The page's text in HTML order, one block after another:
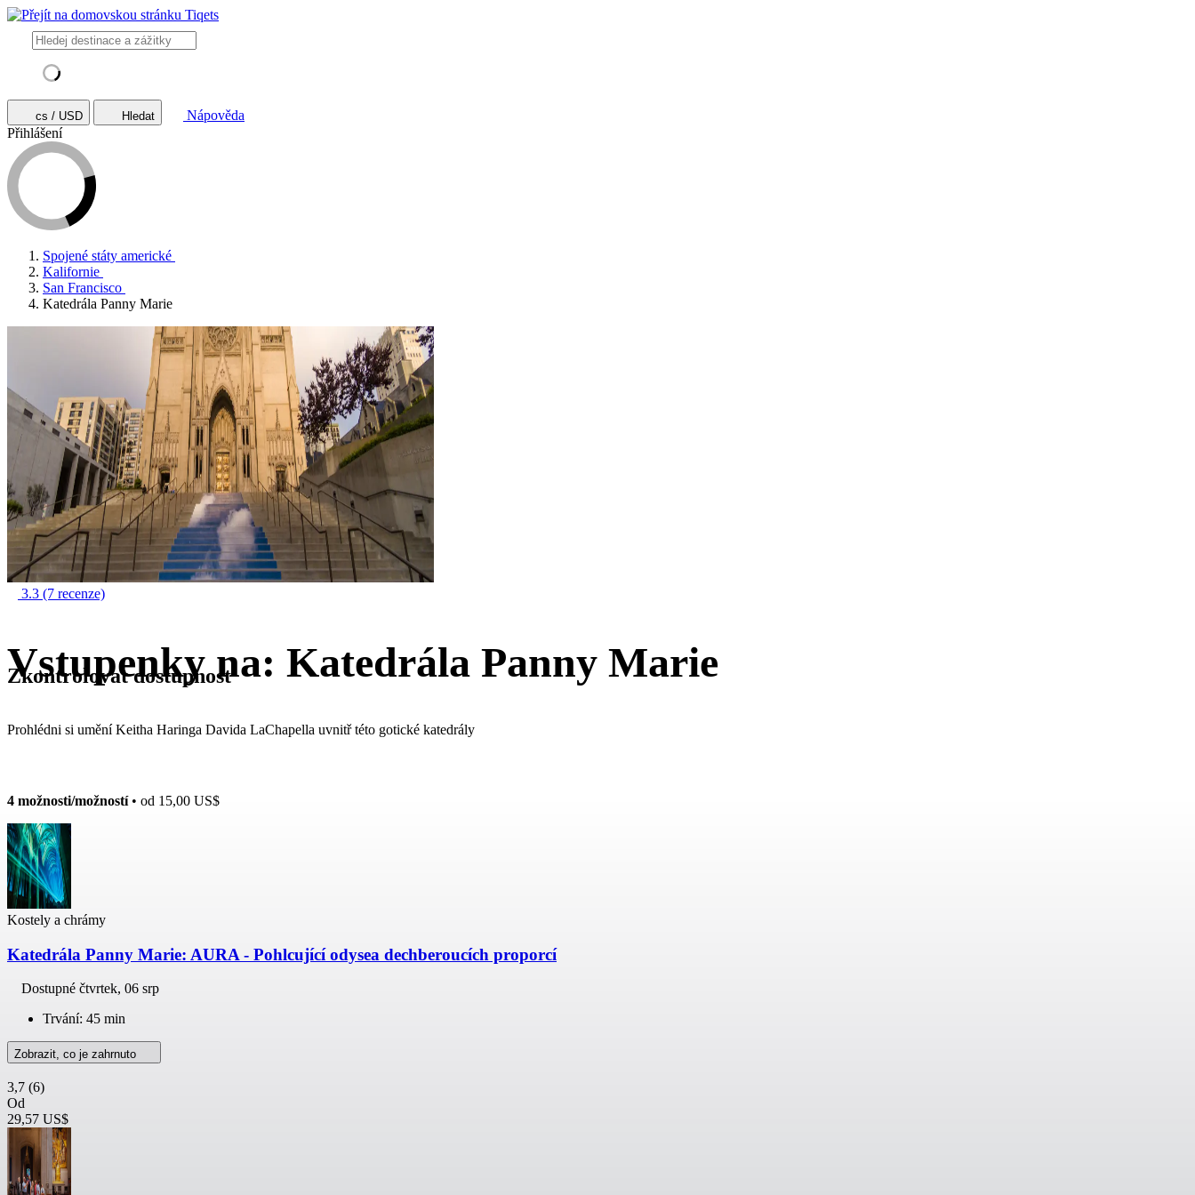
cs / USD Hledat
Nápověda
Přihlášení
Spojené státy americké
Kalifornie
San Francisco
Katedrála Panny Marie
3.3 (7 recenze)
Vstupenky na: Katedrála Panny Marie
Prohlédni si umění Keitha Haringa Davida LaChapella uvnitř této gotické katedrály
Zkontrolovat dostupnost
4 možnosti/možností• od 15,00 US$
Kostely a chrámy
Katedrála Panny Marie: AURA - Pohlcující odysea dechberoucích proporcí
Dostupné čtvrtek, 06 srp
Trvání: 45 min
Zobrazit, co je zahrnuto
3,7 (6)
Od
29,57 US$